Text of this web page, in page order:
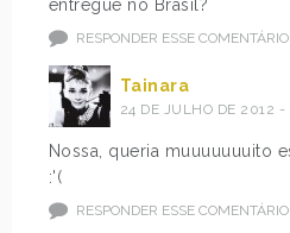
entregue no Brasil?
RESPONDER ESSE COMENTÁRIO
Tainara
24 DE JULHO DE 2012 -
Nossa, queria muuuuuuuito
:'(
RESPONDER ESSE COMENTÁRIO